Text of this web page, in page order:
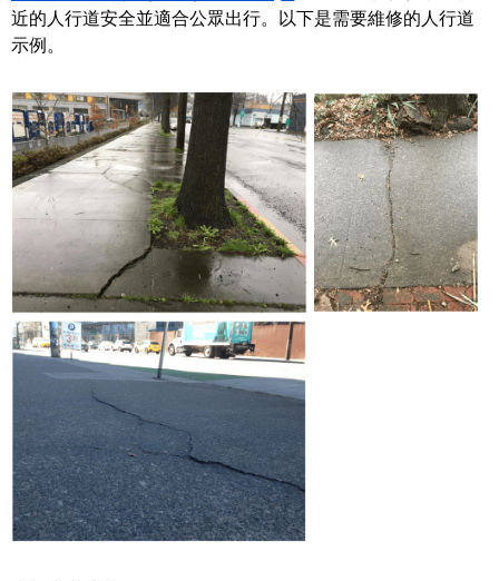
近的人行道安全並適合公眾出行。以下是需要維修的人行道
示例。